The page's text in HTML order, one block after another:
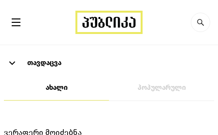
თავდაცვა
ახალი პოპულარული
ვერაფერი მოიძებნა